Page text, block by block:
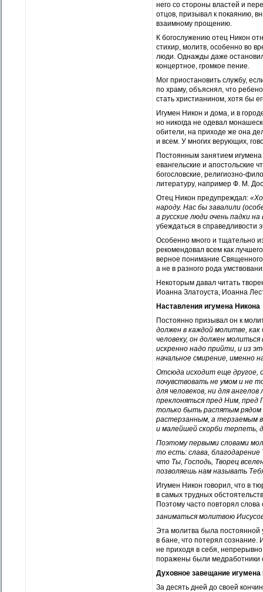
него со стороны властей и
отцов, призывал к покаянию,
взаимному прощению.
К богослужению отец Никон
стихир, молитв, особенно во
люди. Однажды даже
концертное, громкое пение.
Мог приостановить службу,
по храму, объяснял, что
стать христианином, хотя бы
Игумен Никон и дома, и в
но никогда не одевал
обители, на приходе же она
и всем. У многих верующих,
Постоянным занятием
евангельские и апостольские
богословские, религиозно-
литературу, например Ф. М.
Отец Никон предупреждал:
народу. Нас бы завалили
а русские люди очень падки
убеждаться в справедливости
Особенно много и тщательно
рекомендовал всем как
верное понимание Священного
а не в разного рода
Некоторым давал читать
Иоанна Златоуста, Иоанна
Наставления игумена Никона
Постоянно призывал он к
должен в каждой молитве, как
человеку, он должен
искренно надо прийти, и из
начальное смирение, именно
Отсюда исходит еще другое,
почувствовать не умом и не
для человеков, ни для
преклоняться пред Ним, пред
только быть распятым рядом
растерзанным, а терзаемым
и малейшей скорби терпеть,
Поэтому первыми словами
то есть: слава, благодарение
что Ты, Господь, Творец
позволяешь нам называть
Игумен Никон говорил, что в
в самых трудных
Поэтому часто повторял
заниматься молитвою
Эта молитва была постоянной
в бане, что потерял сознание.
не приходя в себя,
поражены были медработники
Духовное завещание игумена
За десять дней до своей